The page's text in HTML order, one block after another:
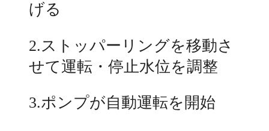
げる
2.ストッパーリングを移動さ
せて運転・停止水位を調整
3.ポンプが自動運転を開始